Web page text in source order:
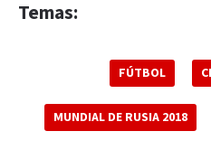
Temas:
FÚTBOL
MUNDIAL DE RUSIA 2018